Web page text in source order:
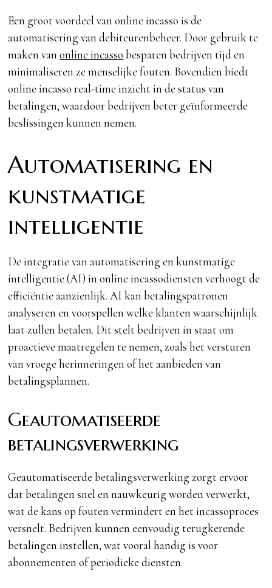
Een groot voordeel van online incasso is de
automatisering van debiteurenbeheer. Door gebruik te
maken vanonline incasso besparen bedrijven tijd en
minimaliseren ze menselijke fouten. Bovendien biedt
online incasso real-time inzicht in de status van
betalingen, waardoor bedrijven beter geïnformeerde
beslissingen kunnen nemen.
Automatisering en
kunstmatige
intelligentie
De integratie van automatisering en kunstmatige
intelligentie (AI) in online incassodiensten verhoogt de
efficiëntie aanzienlijk. AI kan betalingspatronen
analyseren en voorspellen welke klanten waarschijnlijk
laat zullen betalen. Dit stelt bedrijven in staat om
proactieve maatregelen te nemen, zoals het versturen
van vroege herinneringen of het aanbieden van
betalingsplannen.
Geautomatiseerde
betalingsverwerking
Geautomatiseerde betalingsverwerking zorgt ervoor
dat betalingen snel en nauwkeurig worden verwerkt,
wat de kans op fouten vermindert en het incassoproces
versnelt. Bedrijven kunnen eenvoudig terugkerende
betalingen instellen, wat vooral handig is voor
abonnementen of periodieke diensten.